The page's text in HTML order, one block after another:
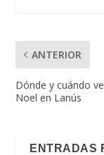
ANTERIOR
Dónde y cuándo
Noel en Lanús
ENTRADAS